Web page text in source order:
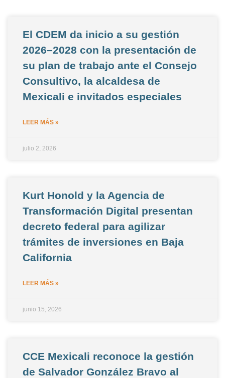
El CDEM da inicio a su gestión
2026–2028 con la presentación de
su plan de trabajo ante el Consejo
Consultivo, la alcaldesa de
Mexicali e invitados especiales
LEER MÁS »
julio 2, 2026
Kurt Honold y la Agencia de
Transformación Digital presentan
decreto federal para agilizar
trámites de inversiones en Baja
California
LEER MÁS »
junio 15, 2026
CCE Mexicali reconoce la gestión
de Salvador González Bravo al